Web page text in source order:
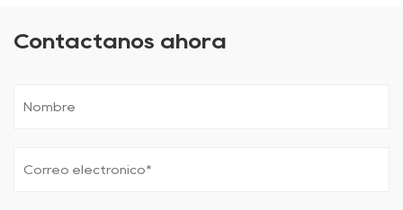
Contáctanos ahora